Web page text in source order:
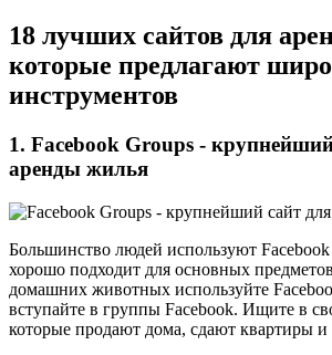
18 лучших сайтов для
которые предлагают
инструментов
1. Facebook Groups -
аренды жилья
Большинство людей используют
хорошо подходит для основных
домашних животных используйте
вступайте в группы Facebook. Ищите в
которые продают дома, сдают квартиры и